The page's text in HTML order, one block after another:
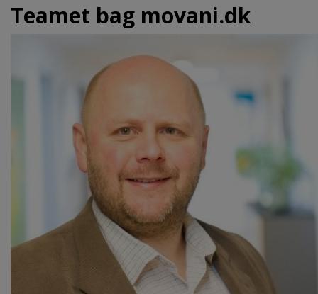
Teamet bag movani.dk